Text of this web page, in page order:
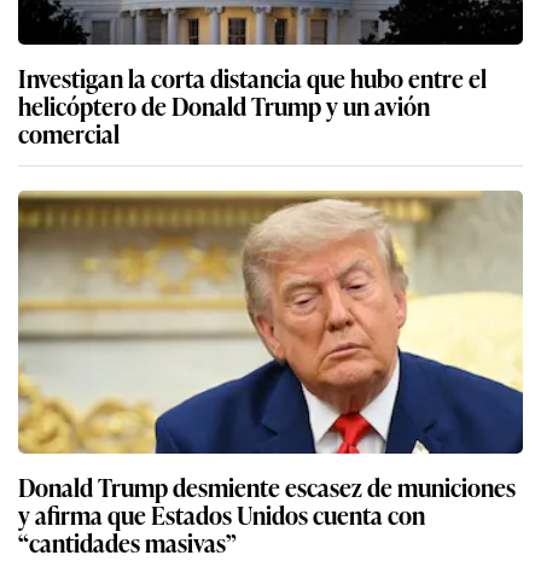
Investigan la corta distancia que hubo entre el
helicóptero de Donald Trump y un avión
comercial
Donald Trump desmiente escasez de municiones
y afirma que Estados Unidos cuenta con
“cantidades masivas”